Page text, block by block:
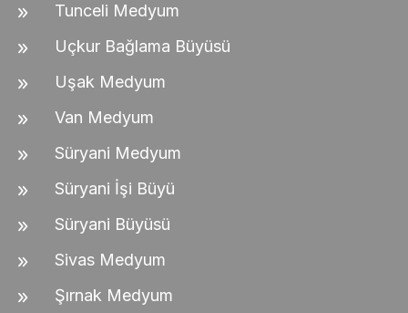
Tunceli Medyum
Uçkur Bağlama Büyüsü
Uşak Medyum
Van Medyum
Süryani Medyum
Süryani İşi Büyü
Süryani Büyüsü
Sivas Medyum
Şırnak Medyum